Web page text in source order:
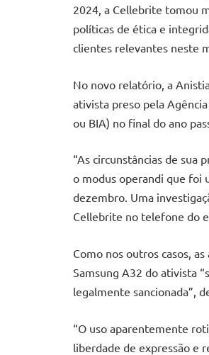
2024, a Cellebrite tomou
políticas de ética e
clientes relevantes neste
No novo relatório, a
ativista preso pela
ou BIA) no final do ano
“As circunstâncias de
o modus operandi que foi
dezembro. Uma
Cellebrite no telefone do
Como nos outros casos,
Samsung A32 do ativista
legalmente sancionada”,
“O uso aparentemente
liberdade de expressão e